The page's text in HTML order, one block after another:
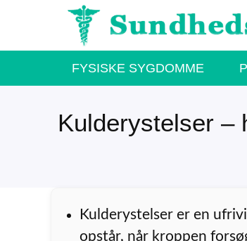
indhold
FYSISKE SYGDOMME
Kulderystelser –
Kulderystelser er en
opstår, når kroppen